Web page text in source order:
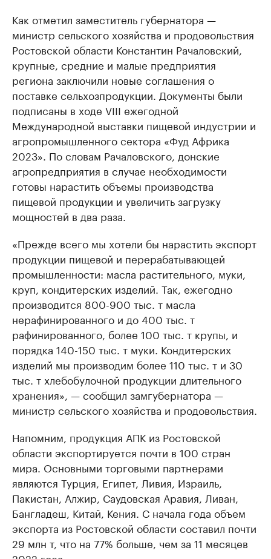
Как отметил заместитель губернатора —
министр сельского хозяйства и продовольствия
Ростовской области Константин Рачаловский,
крупные, средние и малые предприятия
региона заключили новые соглашения о
поставке сельхозпродукции. Документы были
подписаны в ходе VIII ежегодной
Международной выставки пищевой индустрии и
агропромышленного сектора «Фуд Африка
2023». По словам Рачаловского, донские
агропредприятия в случае необходимости
готовы нарастить объемы производства
пищевой продукции и увеличить загрузку
мощностей в два раза.
«Прежде всего мы хотели бы нарастить экспорт
продукции пищевой и перерабатывающей
промышленности: масла растительного, муки,
круп, кондитерских изделий. Так, ежегодно
производится 800-900 тыс. т масла
нерафинированного и до 400 тыс. т
рафинированного, более 100 тыс. т крупы, и
порядка 140-150 тыс. т муки. Кондитерских
изделий мы производим более 110 тыс. т и 30
тыс. т хлебобулочной продукции длительного
хранения», — сообщил замгубернатора —
министр сельского хозяйства и продовольствия.
Напомним, продукция АПК из Ростовской
области экспортируется почти в 100 стран
мира. Основными торговыми партнерами
являются Турция, Египет, Ливия, Израиль,
Пакистан, Алжир, Саудовская Аравия, Ливан,
Бангладеш, Китай, Кения. С начала года объем
экспорта из Ростовской области составил почти
29 млн т, что на 77% больше, чем за 11 месяцев